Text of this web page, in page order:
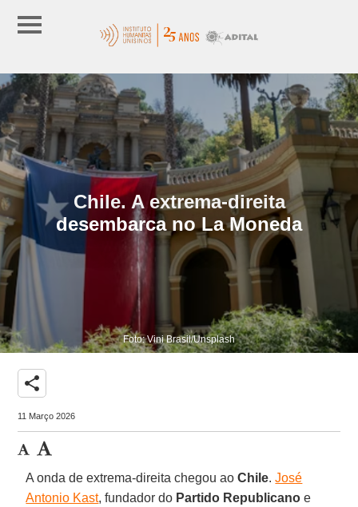
Chile. A extrema-direita
desembarca no La Moneda
Foto: Vini Brasil/Unsplash
share
11 Março 2026
A onda de extrema-direita chegou aoChile.José
Antonio Kast, fundador do Partido Republicano e